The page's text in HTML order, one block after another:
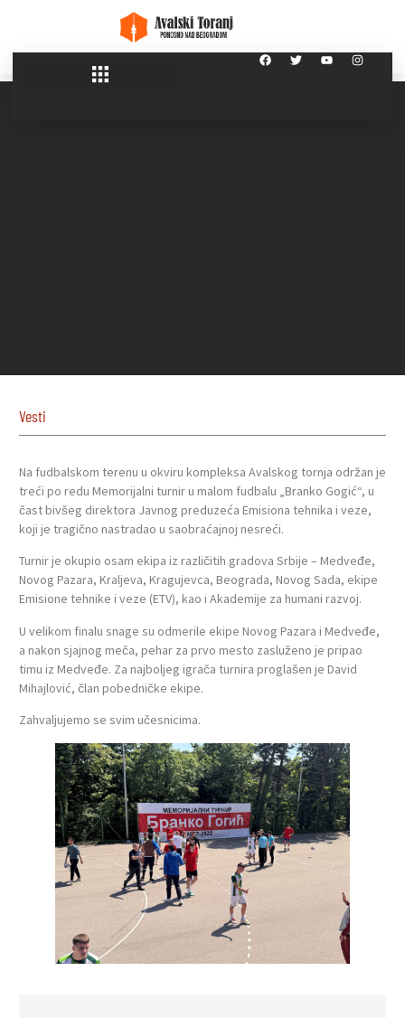
Vesti
Na fudbalskom terenu u okviru kompleksa Avalskog tornja održan je
treći po redu Memorijalni turnir u malom fudbalu „Branko Gogić“, u
čast bivšeg direktora Javnog preduzeća Emisiona tehnika i veze,
koji je tragično nastradao u saobraćajnoj nesreći.
Turnir je okupio osam ekipa iz različitih gradova Srbije – Medveđe,
Novog Pazara, Kraljeva, Kragujevca, Beograda, Novog Sada, ekipe
Emisione tehnike i veze (ETV), kao i Akademije za humani razvoj.
U velikom finalu snage su odmerile ekipe Novog Pazara i Medveđe,
a nakon sjajnog meča, pehar za prvo mesto zasluženo je pripao
timu iz Medveđe. Za najboljeg igrača turnira proglašen je David
Mihajlović, član pobedničke ekipe.
Zahvaljujemo se svim učesnicima.